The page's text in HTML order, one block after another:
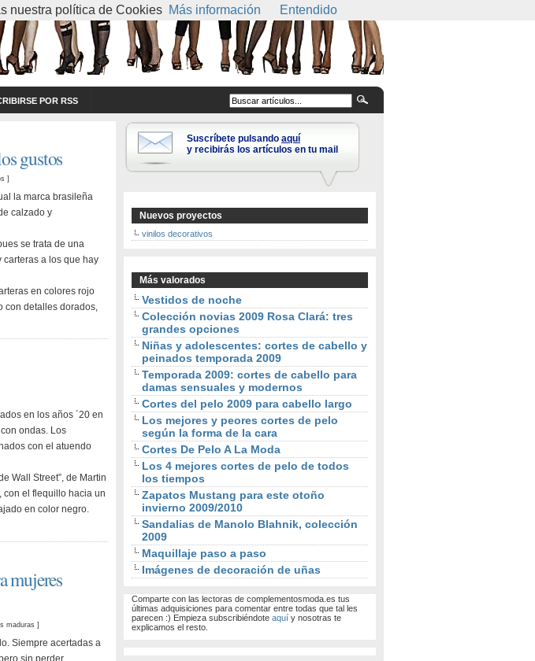
POR RSS
gustos
]
la marca brasileña
calzado y
se trata de una
a los que hay
en colores rojo
con detalles dorados,
en los años ´20 en
ondas. Los
con el atuendo
Wall Street”, de Martin
con el flequillo hacia un
en color negro.
mujeres
maduras ]
Siempre acertadas a
sin perder
Suscríbete pulsando aquí
y recibirás los artículos en tu mail
Nuevos proyectos
vinilos decorativos
Más valorados
Vestidos de noche
Colección novias 2009 Rosa Clará: tres
grandes opciones
Niñas y adolescentes: cortes de cabello y
peinados temporada 2009
Temporada 2009: cortes de cabello para
damas sensuales y modernos
Cortes del pelo 2009 para cabello largo
Los mejores y peores cortes de pelo
según la forma de la cara
Cortes De Pelo A La Moda
Los 4 mejores cortes de pelo de todos
los tiempos
Zapatos Mustang para este otoño
invierno 2009/2010
Sandalias de Manolo Blahnik, colección
2009
Maquillaje paso a paso
Imágenes de decoración de uñas
Comparte con las lectoras de complementosmoda.es tus
últimas adquisiciones para comentar entre todas que tal les
parecen :) Empieza subscribiéndote aquí y nosotras te
explicamos el resto.
nuestra política de Cookies Más información Entendido